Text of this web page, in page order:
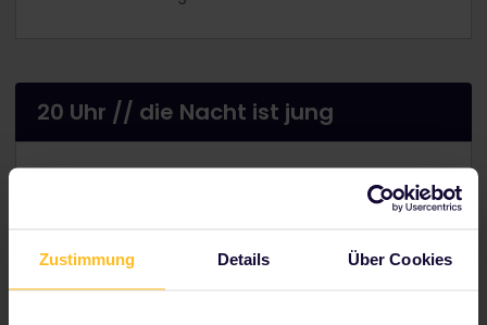
Zustimmung Details Über Cookies
20 Uhr // die Nacht ist jung